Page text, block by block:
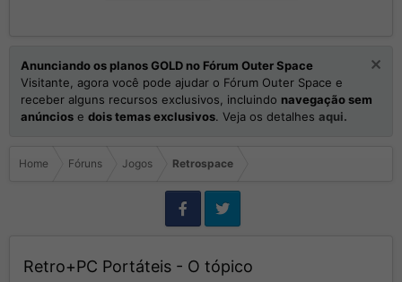
Anunciando os planos GOLD no Fórum Outer Space
Visitante, agora você pode ajudar o Fórum Outer Space e
receber alguns recursos exclusivos, incluindo navegação sem
anúncios e dois temas exclusivos. Veja os detalhes aqui.
Home Fóruns Jogos Retrospace
Retro+PC Portáteis - O tópico